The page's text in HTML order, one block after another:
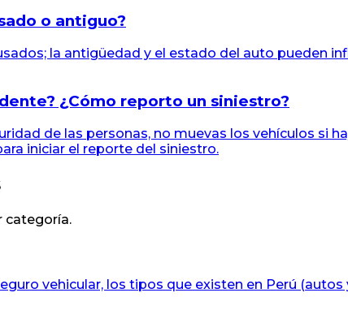
o antiguo?
la antigüedad y el estado del auto pueden
¿Cómo reporto un siniestro?
de las personas, no muevas los vehículos si
iniciar el reporte del siniestro.
categoría.
vehicular, los tipos que existen en Perú